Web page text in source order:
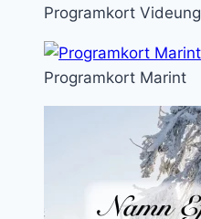
Programkort Videung
Programkort Marint